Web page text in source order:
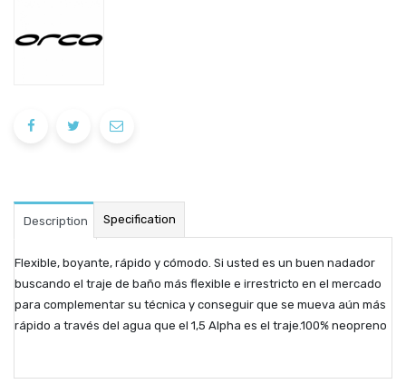
Description Specification
Flexible, boyante, rápido y cómodo. Si usted es un buen nadador
buscando el traje de baño más flexible e irrestricto en el mercado
para complementar su técnica y conseguir que se mueva aún más
rápido a través del agua que el 1,5 Alpha es el traje.100% neopreno